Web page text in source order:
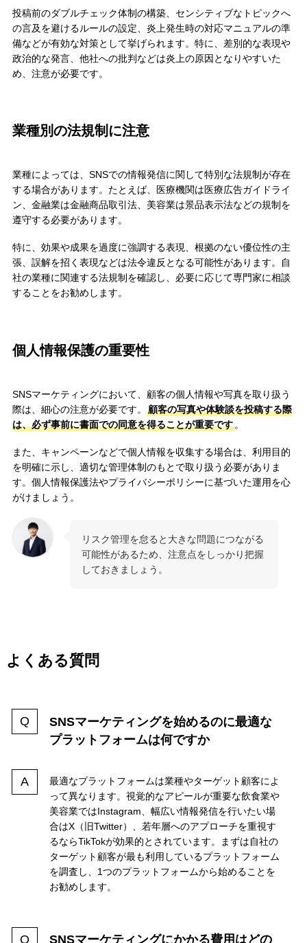
投稿前のダブルチェック体制の構築、センシティブなトピックへ
の言及を避けるルールの設定、炎上発生時の対応マニュアルの準
備などが有効な対策として挙げられます。特に、差別的な表現や
政治的な発言、他社への批判などは炎上の原因となりやすいた
め、注意が必要です。
業種別の法規制に注意
業種によっては、SNSでの情報発信に関して特別な法規制が存在
する場合があります。たとえば、医療機関は医療広告ガイドライ
ン、金融業は金融商品取引法、美容業は景品表示法などの規制を
遵守する必要があります。
特に、効果や成果を過度に強調する表現、根拠のない優位性の主
張、誤解を招く表現などは法令違反となる可能性があります。自
社の業種に関連する法規制を確認し、必要に応じて専門家に相談
することをお勧めします。
個人情報保護の重要性
SNSマーケティングにおいて、顧客の個人情報や写真を取り扱う
際は、細心の注意が必要です。
顧客の写真や体験談を投稿する際
は、必ず事前に書面での同意を得ることが重要です。
また、キャンペーンなどで個人情報を収集する場合は、利用目的
を明確に示し、適切な管理体制のもとで取り扱う必要がありま
す。個人情報保護法やプライバシーポリシーに基づいた運用を心
がけましょう。
リスク管理を怠ると大きな問題につながる
可能性があるため、注意点をしっかり把握
しておきましょう。
よくある質問
SNSマーケティングを始めるのに最適な
プラットフォームは何ですか
最適なプラットフォームは業種やターゲット顧客によ
って異なります。視覚的なアピールが重要な飲食業や
美容業ではInstagram、幅広い情報発信を行いたい場
合はX（旧Twitter）、若年層へのアプローチを重視す
るならTikTokが効果的とされています。まずは自社の
ターゲット顧客が最も利用しているプラットフォーム
を調査し、1つのプラットフォームから始めることを
お勧めします。
SNSマーケティングにかかる費用はどの